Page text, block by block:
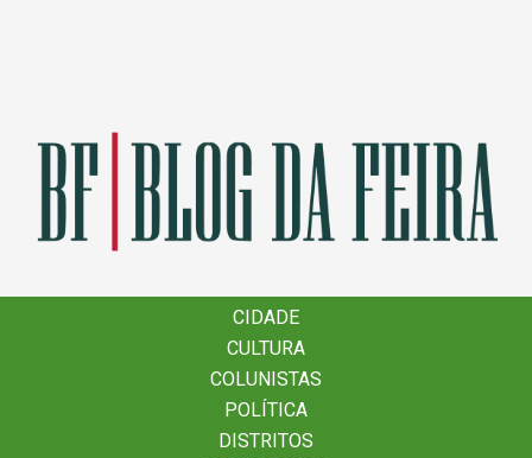
CIDADE
CULTURA
COLUNISTAS
POLÍTICA
DISTRITOS
CIDADE
CULTURA
COLUNISTAS
POLÍTICA
DISTRITOS